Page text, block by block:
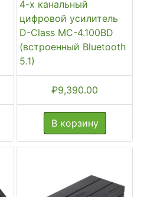
4-х канальный
цифровой усилитель
D-Class MC-4.100BD
(встроенный Bluetooth
5.1)
₽9,390.00
В корзину